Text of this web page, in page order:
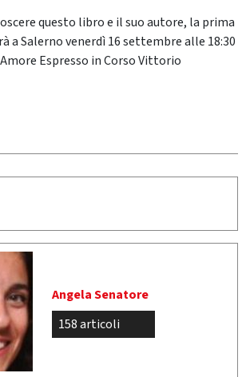
questo libro e il suo autore, la prima
a Salerno venerdì 16 settembre alle 18:30
Espresso in Corso Vittorio
Angela Senatore
158 articoli